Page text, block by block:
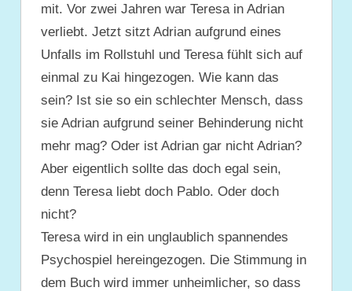
mit. Vor zwei Jahren war Teresa in Adrian
verliebt. Jetzt sitzt Adrian aufgrund eines
Unfalls im Rollstuhl und Teresa fühlt sich auf
einmal zu Kai hingezogen. Wie kann das
sein? Ist sie so ein schlechter Mensch, dass
sie Adrian aufgrund seiner Behinderung nicht
mehr mag? Oder ist Adrian gar nicht Adrian?
Aber eigentlich sollte das doch egal sein,
denn Teresa liebt doch Pablo. Oder doch
nicht?
Teresa wird in ein unglaublich spannendes
Psychospiel hereingezogen. Die Stimmung in
dem Buch wird immer unheimlicher, so dass